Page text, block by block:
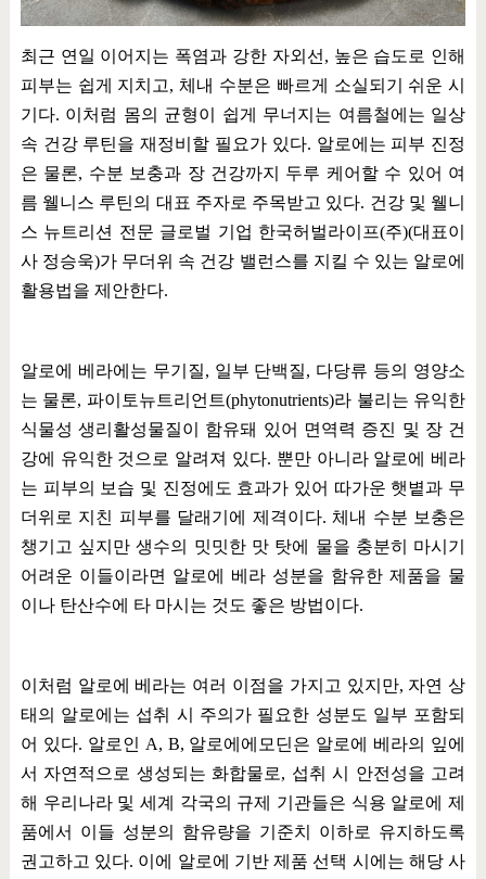
최근 연일 이어지는 폭염과 강한 자외선 , 높은 습도로 인해
피부는 쉽게 지치고, 체내 수분은 빠르게 소실되기 쉬운 시
기다. 이처럼 몸의 균형이 쉽게 무너지는 여름철에는 일상
속 건강 루틴을 재정비할 필요가 있다. 알로에는 피부 진정
은 물론, 수분 보충과 장 건강까지 두루 케어할 수 있어 여
름 웰니스 루틴의 대표 주자로 주목받고 있다. 건강 및 웰니
스 뉴트리션 전문 글로벌 기업 한국허벌라이프(주)(대표이
사 정승욱)가 무더위 속 건강 밸런스를 지킬 수 있는 알로에
활용법을 제안한다.
알로에 베라에는 무기질, 일부 단백질, 다당류 등의 영양소
는 물론, 파이토뉴트리언트(phytonutrients)라 불리는 유익한
식물성 생리활성물질이 함유돼 있어 면역력 증진 및 장 건
강에 유익한 것으로 알려져 있다. 뿐만 아니라 알로에 베라
는 피부의 보습 및 진정에도 효과가 있어 따가운 햇볕과 무
더위로 지친 피부를 달래기에 제격이다. 체내 수분 보충은
챙기고 싶지만 생수의 밋밋한 맛 탓에 물을 충분히 마시기
어려운 이들이라면 알로에 베라 성분을 함유한 제품을 물
이나 탄산수에 타 마시는 것도 좋은 방법이다.
이처럼 알로에 베라는 여러 이점을 가지고 있지만, 자연 상
태의 알로에는 섭취 시 주의가 필요한 성분도 일부 포함되
어 있다. 알로인 A, B, 알로에에모딘은 알로에 베라의 잎에
서 자연적으로 생성되는 화합물로, 섭취 시 안전성을 고려
해 우리나라 및 세계 각국의 규제 기관들은 식용 알로에 제
품에서 이들 성분의 함유량을 기준치 이하로 유지하도록
권고하고 있다. 이에 알로에 기반 제품 선택 시에는 해당 사